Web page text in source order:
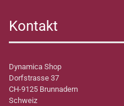
Kontakt
Dynamica Shop
Dorfstrasse 37
CH-9125 Brunnadern
Schweiz